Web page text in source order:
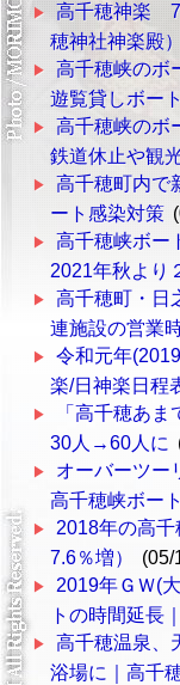
高千穂神楽 7
穂神社神楽殿
高千穂峡のボ
遊覧貸しボー
高千穂峡のボ
鉄道休止や観
高千穂町内で
ート感染対策
高千穂峡ボー
2021年秋より
高千穂町・日
連施設の営業
令和元年
楽/日神楽日程
「高千穂あ
30人→60人に
オーバーツー
高千穂峡ボー
2018年の高
7.6％増）
(05/
2019年ＧＷ(
トの時間延長
高千穂温泉、
浴場に｜高千